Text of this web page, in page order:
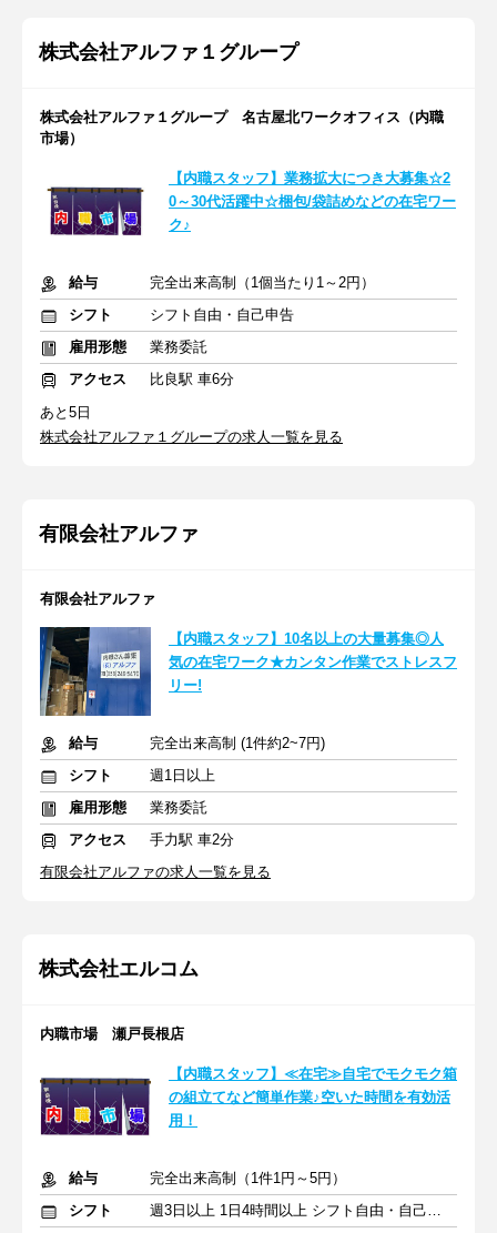
株式会社アルファ１グループ
株式会社アルファ１グループ 名古屋北ワークオフィス（内職
市場）
【内職スタッフ】業務拡大につき大募集☆2
0～30代活躍中☆梱包/袋詰めなどの在宅ワー
ク♪
給与
完全出来高制（1個当たり1～2円）
シフト
シフト自由・自己申告
雇用形態
業務委託
アクセス
比良駅 車6分
あと5日
株式会社アルファ１グループの求人一覧を見る
有限会社アルファ
有限会社アルファ
【内職スタッフ】10名以上の大量募集◎人
気の在宅ワーク★カンタン作業でストレスフ
リー!
給与
完全出来高制 (1件約2~7円)
シフト
週1日以上
雇用形態
業務委託
アクセス
手力駅 車2分
有限会社アルファの求人一覧を見る
株式会社エルコム
内職市場 瀬戸長根店
【内職スタッフ】≪在宅≫自宅でモクモク箱
の組立てなど簡単作業♪空いた時間を有効活
用！
給与
完全出来高制（1件1円～5円）
シフト
週3日以上 1日4時間以上 シフト自由・自己申告